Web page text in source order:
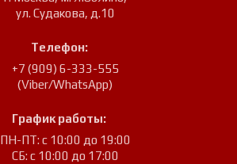
ул. Судакова, д.10
Телефон:
+7 (909) 6-333-555
(Viber/WhatsApp)
График работы:
ПН-ПТ: с 10:00 до 19:00
СБ: с 10:00 до 17:00